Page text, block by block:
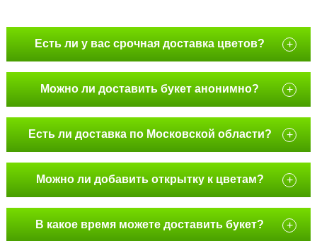
Есть ли у вас срочная доставка цветов? +
Можно ли доставить букет анонимно? +
Есть ли доставка по Московской области? +
Можно ли добавить открытку к цветам? +
В какое время можете доставить букет? +